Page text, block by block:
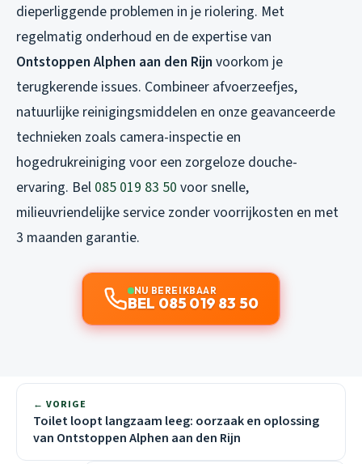
dieperliggende problemen in je riolering. Met
regelmatig onderhoud en de expertise van
Ontstoppen Alphen aan den Rijn voorkom je
terugkerende issues. Combineer afvoerzeefjes,
natuurlijke reinigingsmiddelen en onze geavanceerde
technieken zoals camera-inspectie en
hogedrukreiniging voor een zorgeloze douche-
ervaring. Bel 085 019 83 50 voor snelle,
milieuvriendelijke service zonder voorrijkosten en met
3 maanden garantie.
NU BEREIKBAAR
BEL 085 019 83 50
← VORIGE
Toilet loopt langzaam leeg: oorzaak en oplossing
van Ontstoppen Alphen aan den Rijn